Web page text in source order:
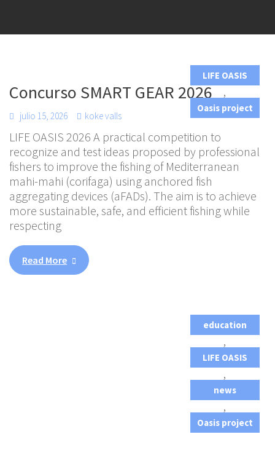
LIFE OASIS
,
Oasis project
Concurso SMART GEAR 2026
julio 15, 2026 koke valls
LIFE OASIS 2026 A practical competition to
recognize and test ideas proposed by professional
fishers to improve the fishing of Mediterranean
mahi-mahi (corifaga) using anchored fish
aggregating devices (aFADs). The aim is to achieve
more sustainable, safe, and efficient fishing while
respecting
Read More
education
,
LIFE OASIS
,
news
,
Oasis project